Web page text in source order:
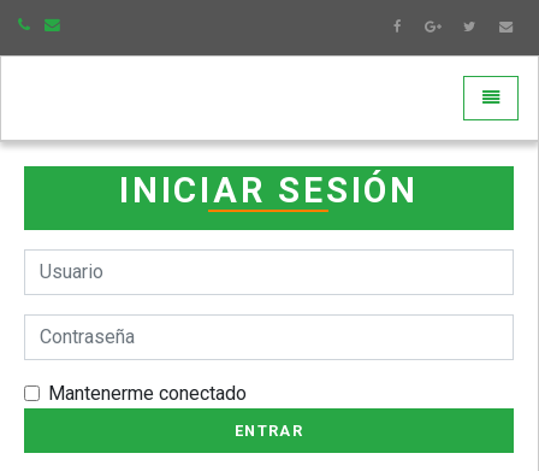
INICIAR SESIÓN
Mantenerme conectado
ENTRAR